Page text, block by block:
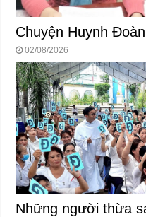
Chuyện Huynh
02/08/2026
Những người thừa